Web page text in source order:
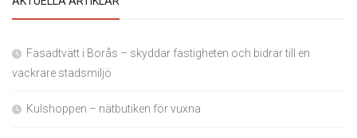
Fasadtvätt i Borås – skyddar fastigheten och bidrar till en
vackrare stadsmiljö
Kulshoppen – nätbutiken för vuxna